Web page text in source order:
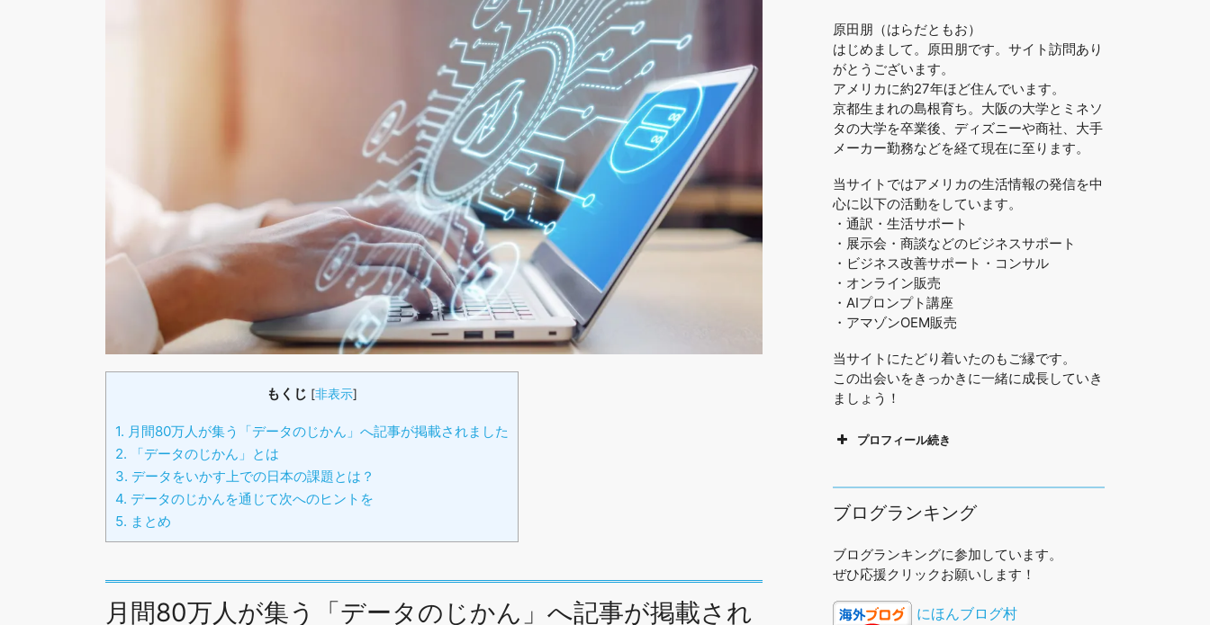
もくじ [非表示]
1. 月間80万人が集う「データのじかん」へ記事が掲載されました
2. 「データのじかん」とは
3. データをいかす上での日本の課題とは？
4. データのじかんを通じて次へのヒントを
5. まとめ
月間80万人が集う「データのじかん」へ記事が掲載され
原田朋（はらだともお）
はじめまして。原田朋です。サイト訪問あり
がとうございます。
アメリカに約27年ほど住んでいます。
京都生まれの島根育ち。大阪の大学とミネソ
タの大学を卒業後、ディズニーや商社、大手
メーカー勤務などを経て現在に至ります。
当サイトではアメリカの生活情報の発信を中
心に以下の活動をしています。
・通訳・生活サポート
・展示会・商談などのビジネスサポート
・ビジネス改善サポート・コンサル
・オンライン販売
・AIプロンプト講座
・アマゾンOEM販売
当サイトにたどり着いたのもご縁です。
この出会いをきっかきに一緒に成長していき
ましょう！
プロフィール続き
ブログランキング
ブログランキングに参加しています。
ぜひ応援クリックお願いします！
にほんブログ村